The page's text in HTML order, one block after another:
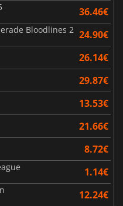
36.46€
Bloodlines 2 24.90€
26.14€
29.87€
13.53€
21.66€
8.72€
1.14€
12.24€